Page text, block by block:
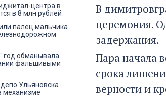
В
церемония.
задержания.
Пара начала
срока
верности и
центра в
в 8 млн рублей
палец мальчика
год обманывала
фальшивыми
Ульяновска
механизме